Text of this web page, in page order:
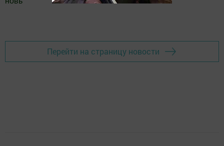
Перейти на страницу новости